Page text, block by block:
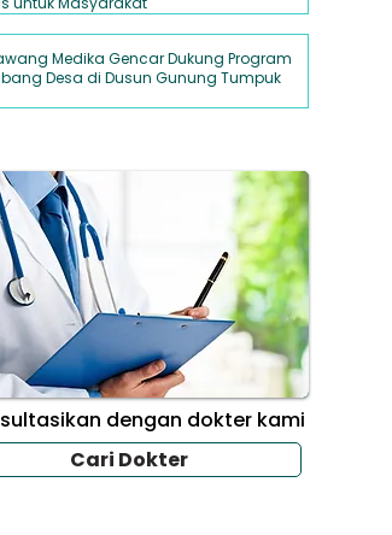
Medika Gencar Dukung Program
Desa di Dusun Gunung Tumpuk
dengan dokter kami
Cari Dokter